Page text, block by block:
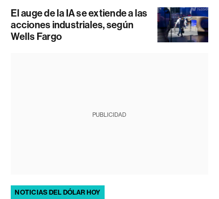
El auge de la IA se extiende a las
acciones industriales, según
Wells Fargo
PUBLICIDAD
NOTICIAS DEL DÓLAR HOY